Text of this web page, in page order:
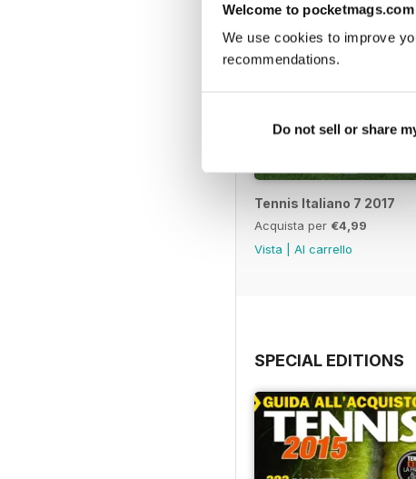
Welcome to pocketmags.com
We use cookies to improve
recommendations.
Do not sell or share
Tennis Italiano 7 2017
Acquista per €4,99
Vista
Al carrello
SPECIAL EDITIONS